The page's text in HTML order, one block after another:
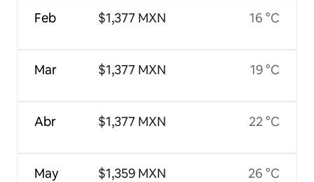
Feb
Mar
Abr
May
$1,377 MXN
$1,377 MXN
$1,377 MXN
$1,359 MXN
16 °C
19 °C
22 °C
26 °C